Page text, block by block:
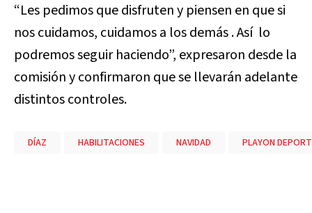
“Les pedimos que disfruten y piensen en que si
nos cuidamos, cuidamos a los demás . Así lo
podremos seguir haciendo”, expresaron desde la
comisión y confirmaron que se llevarán adelante
distintos controles.
DÍAZ HABILITACIONES NAVIDAD PLAYON